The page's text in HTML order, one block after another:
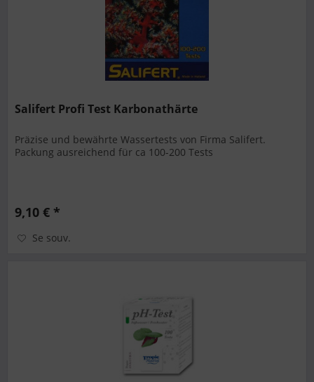
Salifert Profi Test Karbonathärte
Präzise und bewährte Wassertests von Firma Salifert.
Packung ausreichend für ca 100-200 Tests
9,10 € *
Se souv.